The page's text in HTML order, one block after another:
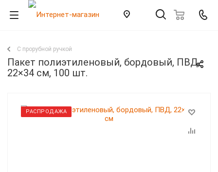
С прорубной ручкой
Пакет полиэтиленовый, бордовый, ПВД,
22×34 см, 100 шт.
РАСПРОДАЖА